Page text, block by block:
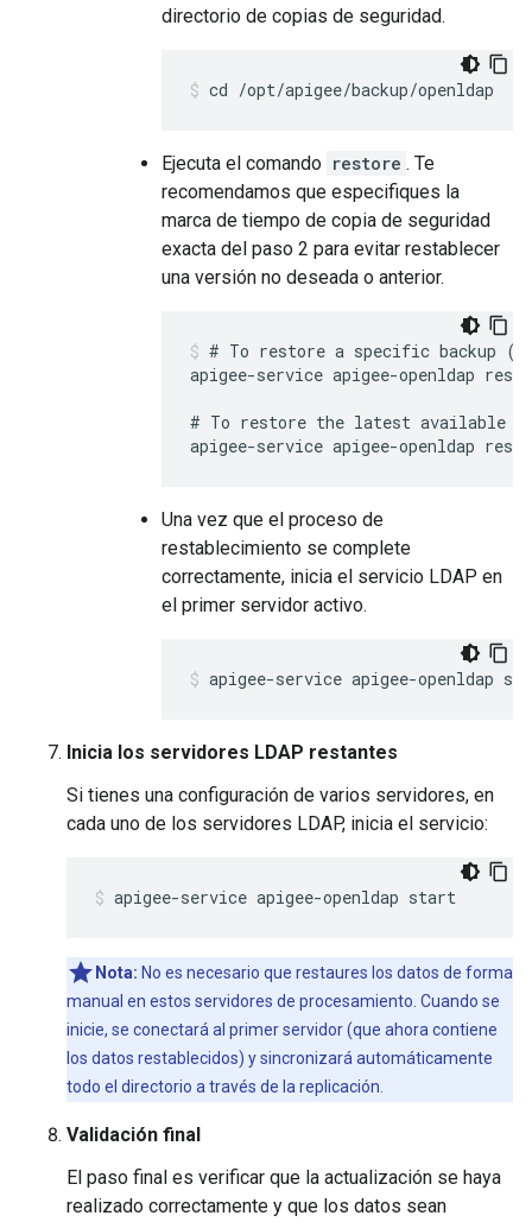
directorio de copias de seguridad.
cd /opt/apigee/backup/openldap
Ejecuta el comando restore . Te
recomendamos que especifiques la
marca de tiempo de copia de seguridad
exacta del paso 2 para evitar restablecer
una versión no deseada o anterior.
# To restore a specific backup
apigee-service apigee-openldap
# To restore the latest available
apigee-service apigee-openldap
Una vez que el proceso de
restablecimiento se complete
correctamente, inicia el servicio LDAP en
el primer servidor activo.
apigee-service apigee-openldap
Inicia los servidores LDAP restantes
Si tienes una configuración de varios servidores, en
cada uno de los servidores LDAP, inicia el servicio:
apigee-service apigee-openldap start
Nota: No es necesario que restaures los datos de forma
manual en estos servidores de procesamiento. Cuando se
inicie, se conectará al primer servidor (que ahora contiene
los datos restablecidos) y sincronizará automáticamente
todo el directorio a través de la replicación.
Validación final
El paso final es verificar que la actualización se haya
realizado correctamente y que los datos sean